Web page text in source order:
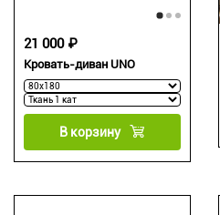
Кровать-диван UNO
21 000 ₽
В корзину